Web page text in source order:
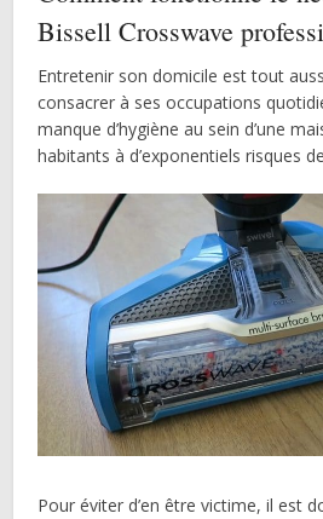
Bissell Crosswave
Entretenir son domicile est tout
consacrer à ses occupations
manque d’hygiène au sein d’une
habitants à d’exponentiels risques
Pour éviter d’en être victime, il est